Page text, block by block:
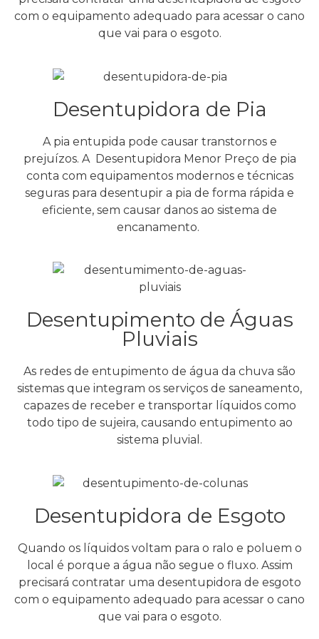
com o equipamento adequado para acessar o cano
que vai para o esgoto.
Desentupidora de Pia
A pia entupida pode causar transtornos e
prejuízos. A Desentupidora Menor Preço de pia
conta com equipamentos modernos e técnicas
seguras para desentupir a pia de forma rápida e
eficiente, sem causar danos ao sistema de
encanamento.
Desentupimento de Águas
Pluviais
As redes de entupimento de água da chuva são
sistemas que integram os serviços de saneamento,
capazes de receber e transportar líquidos como
todo tipo de sujeira, causando entupimento ao
sistema pluvial.
Desentupidora de Esgoto
Quando os líquidos voltam para o ralo e poluem o
local é porque a água não segue o fluxo. Assim
precisará contratar uma desentupidora de esgoto
com o equipamento adequado para acessar o cano
que vai para o esgoto.